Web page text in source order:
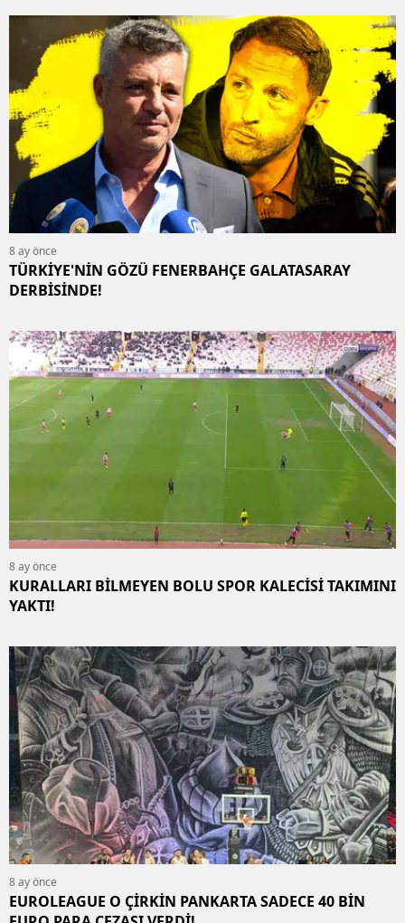
8 ay önce
TÜRKİYE'NİN GÖZÜ FENERBAHÇE GALATASARAY
DERBİSİNDE!
8 ay önce
KURALLARI BİLMEYEN BOLU SPOR KALECİSİ TAKIMINI
YAKTI!
8 ay önce
EUROLEAGUE O ÇİRKİN PANKARTA SADECE 40 BİN